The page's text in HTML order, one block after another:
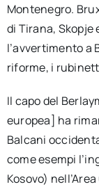
Montenegro.
di Tirana, Skopje
l’avvertimento a
riforme, i
Il capo del
europea] ha
Balcani
come esempi
Kosovo)